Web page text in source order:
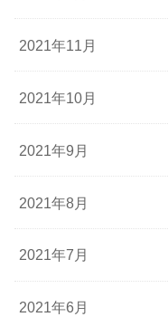
2021年11月
2021年10月
2021年9月
2021年8月
2021年7月
2021年6月